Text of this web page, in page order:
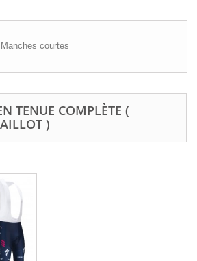
Manches courtes
TENUE COMPLÈTE (
)